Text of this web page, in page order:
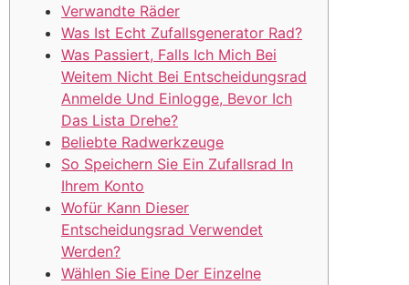
Verwandte Räder
Was Ist Echt Zufallsgenerator Rad?
Was Passiert, Falls Ich Mich Bei
Weitem Nicht Bei Entscheidungsrad
Anmelde Und Einlogge, Bevor Ich
Das Lista Drehe?
Beliebte Radwerkzeuge
So Speichern Sie Ein Zufallsrad In
Ihrem Konto
Wofür Kann Dieser
Entscheidungsrad Verwendet
Werden?
Wählen Sie Eine Der Einzelne